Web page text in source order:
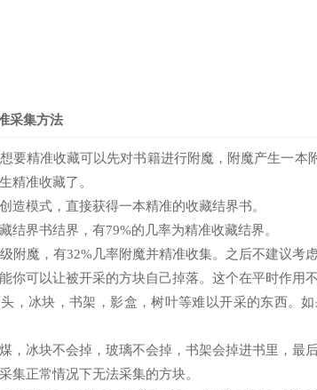
采集方法
要精准收藏可以先对书籍进行附魔，附魔产生一
精准收藏了。
造模式，直接获得一本精准的收藏结界书。
结界书结界，有79%的几率为精准收藏结界。
附魔，有32%几率附魔并精准收集。之后不建议考虑
你可以让被开采的方块自己掉落。这个在平时作用
，冰块，书架，影盒，树叶等难以开采的东西。
，冰块不会掉，玻璃不会掉，书架会掉进书里，最
集正常情况下无法采集的方块。